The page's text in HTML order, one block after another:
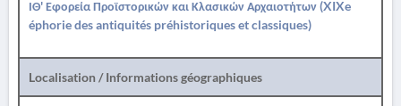
ΙΘ' Εφορεία Προϊστορικών και Κλασικών Αρχαιοτήτων (XIXe
éphorie des antiquités préhistoriques et classiques)
Localisation / Informations géographiques